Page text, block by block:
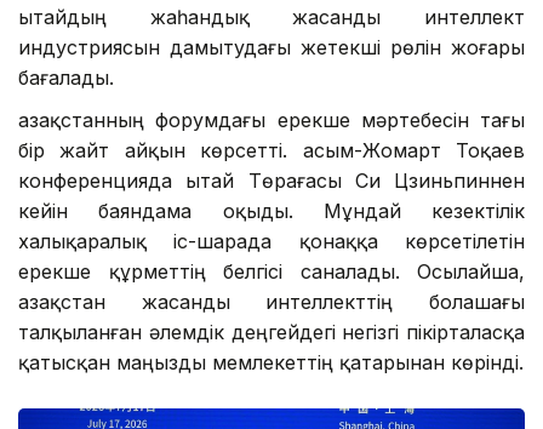
Қытайдың жаһандық жасанды интеллект
индустриясын дамытудағы жетекші рөлін жоғары
бағалады.
Қазақстанның форумдағы ерекше мәртебесін тағы
бір жайт айқын көрсетті. Қасым-Жомарт Тоқаев
конференцияда Қытай Төрағасы Си Цзиньпиннен
кейін баяндама оқыды. Мұндай кезектілік
халықаралық іс-шарада қонаққа көрсетілетін
ерекше құрметтің белгісі саналады. Осылайша,
Қазақстан жасанды интеллекттің болашағы
талқыланған әлемдік деңгейдегі негізгі пікірталасқа
қатысқан маңызды мемлекеттің қатарынан көрінді.